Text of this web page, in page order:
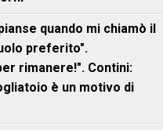
quando mi chiamò il
preferito".
rimanere!". Contini:
è un motivo di